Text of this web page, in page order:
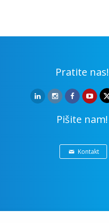
Pratite nas!
Pišite nam!
Kontakt